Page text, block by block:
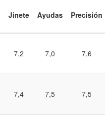
Jinete Ayudas Precisión
7,2 7,0 7,6
7,4 7,5 7,5